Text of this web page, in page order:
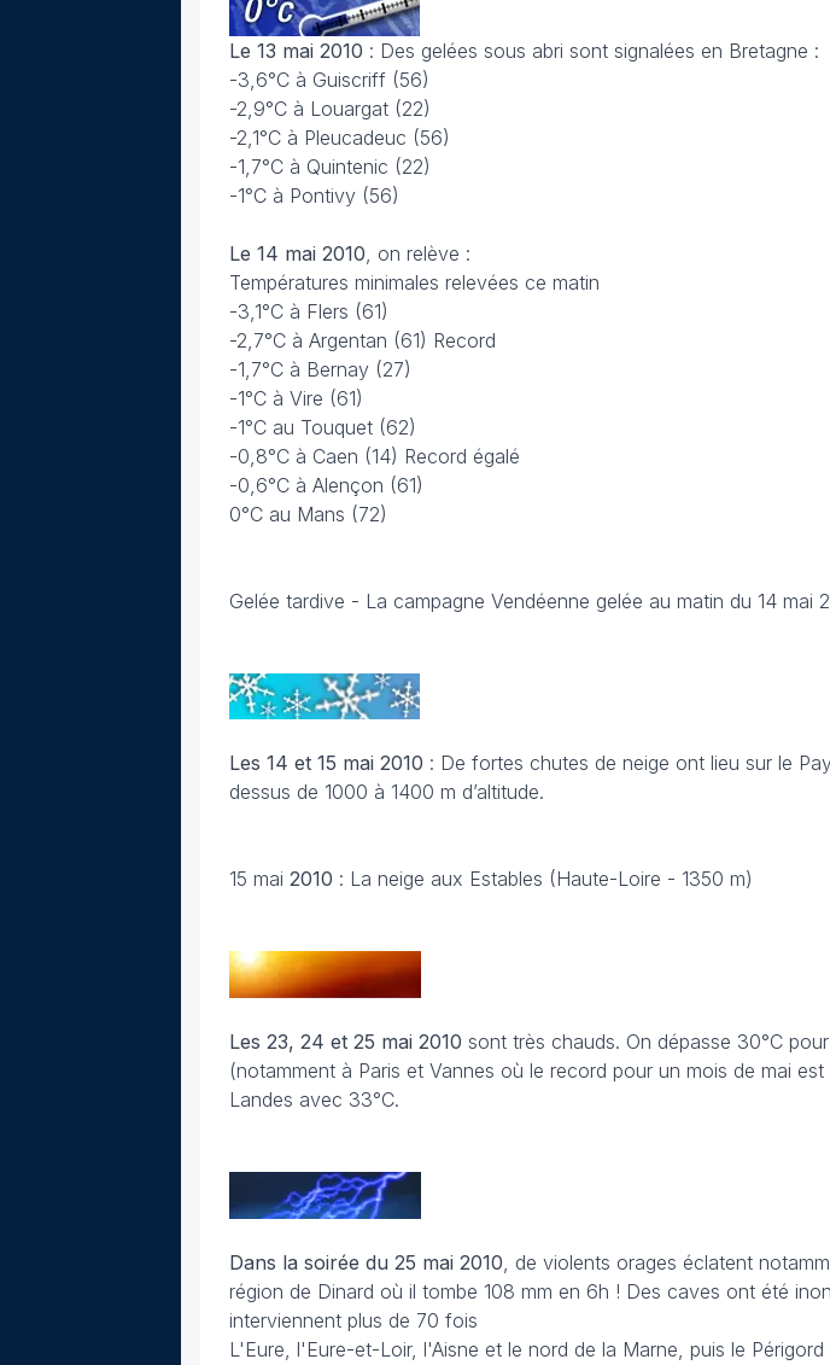
Le 13 mai 2010 : Des gelées sous abri sont signalées en Bretagne :
-3,6°C à Guiscriff (56)
-2,9°C à Louargat (22)
-2,1°C à Pleucadeuc (56)
-1,7°C à Quintenic (22)
-1°C à Pontivy (56)
Le 14 mai 2010, on relève :
Températures minimales relevées ce matin
-3,1°C à Flers (61)
-2,7°C à Argentan (61) Record
-1,7°C à Bernay (27)
-1°C à Vire (61)
-1°C au Touquet (62)
-0,8°C à Caen (14) Record égalé
-0,6°C à Alençon (61)
0°C au Mans (72)
Gelée tardive - La campagne Vendéenne gelée au matin du 14 mai
Les 14 et 15 mai 2010 : De fortes chutes de neige ont lieu sur le
dessus de 1000 à 1400 m d’altitude.
15 mai 2010 : La neige aux Estables (Haute-Loire - 1350 m)
Les 23, 24 et 25 mai 2010 sont très chauds. On dépasse 30°C
(notamment à Paris et Vannes où le record pour un mois de mai
Landes avec 33°C.
Dans la soirée du 25 mai 2010, de violents orages éclatent
région de Dinard où il tombe 108 mm en 6h ! Des caves ont été
interviennent plus de 70 fois
L'Eure, l'Eure-et-Loir, l'Aisne et le nord de la Marne, puis le